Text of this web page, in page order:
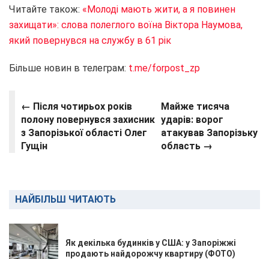
Читайте також: «Молоді мають жити, а я повинен
захищати»: слова полеглого воїна Віктора Наумова,
який повернувся на службу в 61 рік
Більше новин в телеграм: t.me/forpost_zp
← Після чотирьох років
полону повернувся захисник
з Запорізької області Олег
Гущін
Майже тисяча
ударів: ворог
атакував Запорізьку
область →
НАЙБІЛЬШ ЧИТАЮТЬ
Як декілька будинків у США: у Запоріжжі
продають найдорожчу квартиру (ФОТО)